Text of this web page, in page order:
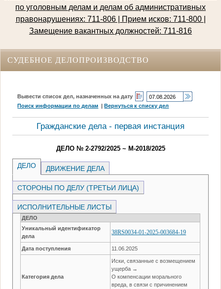
по уголовным делам и делам об административных
правонарушениях: 711-806 | Прием исков: 711-800
Замещение вакантных должностей: 711-816
СУДЕБНОЕ ДЕЛОПРОИЗВОДСТВО
Вывести список дел, назначенных на дату
Поиск информации по делам |Вернуться к списку дел
Гражданские дела - первая инстанция
ДЕЛО № 2-2792/2025 ~ М-2018/2025
ДЕЛО ДВИЖЕНИЕ ДЕЛА
СТОРОНЫ ПО ДЕЛУ (ТРЕТЬИ ЛИЦА)
ИСПОЛНИТЕЛЬНЫЕ ЛИСТЫ
ДЕЛО
Уникальный идентификатор
дела
38RS0034-01-2025-003684-19
Дата поступления 11.06.2025
Категория дела
Иски, связанные с возмещением
ущерба →
О компенсации морального
вреда, в связи с причинением